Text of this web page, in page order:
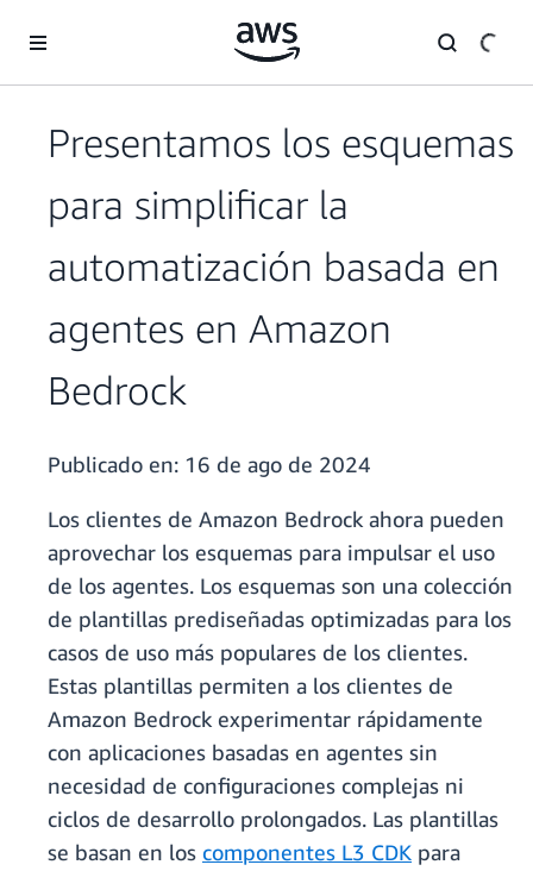
Presentamos los esquemas
para simplificar la
automatización basada en
agentes en Amazon
Bedrock
Publicado en: 16 de ago de 2024
Los clientes de Amazon Bedrock ahora pueden
aprovechar los esquemas para impulsar el uso
de los agentes. Los esquemas son una colección
de plantillas prediseñadas optimizadas para los
casos de uso más populares de los clientes.
Estas plantillas permiten a los clientes de
Amazon Bedrock experimentar rápidamente
con aplicaciones basadas en agentes sin
necesidad de configuraciones complejas ni
ciclos de desarrollo prolongados. Las plantillas
se basan en los componentes L3 CDK para